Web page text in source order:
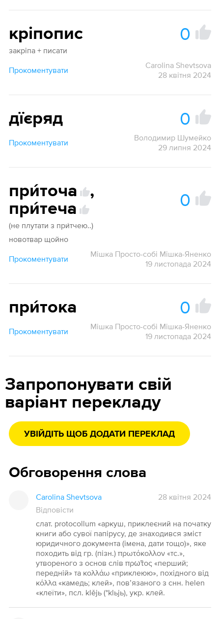
кріпопис 0
закріпа + писати
Прокоментувати
Carolina Shevtsova
28 квітня 2024
дїєряд 0
Прокоментувати
Володимир Шумейко
29 липня 2024
при́точа
,
при́теча
0
(не плутати з при́тчею..)
новотвар щойно
Прокоментувати
Мішка Просто-собі Мішка-Яненко
19 листопада 2024
при́тока 0
Прокоментувати
Мішка Просто-собі Мішка-Яненко
19 листопада 2024
Запропонувати свій
варіант перекладу
УВІЙДІТЬ ЩОБ ДОДАТИ ПЕРЕКЛАД
Обговорення слова
Carolina Shevtsova
28 квітня 2024
Відповісти
слат. protoсоllum «аркуш, приклеєний на початку
книги або сувої папірусу, де знаходився зміст
юридичного документа (імена, дати тощо)», яке
походить від гр. (пізн.) πρωτόκολλον «тс.»,
утвореного з основ слів πρω̃τος «перший;
передній» та κολλάω «приклеюю», похідного від
κόλλα «камедь; клей», пов’язаного з снн. helen
«клеїти», псл. klějь (*klьjь), укр. клей.